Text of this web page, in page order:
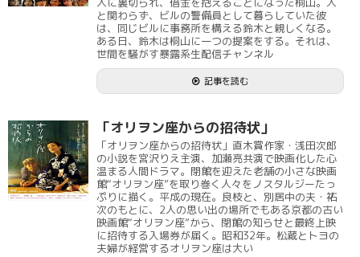
と関わらず、ビルの警備員として暮らしていた彼
は、同じビルに事務所を構える鈴木と親しくなる。
ある日、鈴木は桐山に一つの提案をする。それは、
世間を騒がす暴露系生配信チャンネル
記事を読む
「オリヲン座からの招待状」
「オリヲン座からの招待状」直木賞作家・浅田次郎
の小説を宮沢りえ主演、加瀬亮共演で映画化した心
温まる人間ドラマ。閉館を迎えた老舗の小さな映画
館“オリヲン座”を取り巻く人々をノスタルジーたっ
ぷりに描く。平成の現在。良枝と、別居中の夫・祐
次のもとに、2人の思い出の場所でもある京都の古い
映画館“オリヲン座”から、閉館の知らせと最終上映
に招待する入場券が届く。昭和32年。松蔵とトヨの
夫婦が経営するオリヲン座は大い